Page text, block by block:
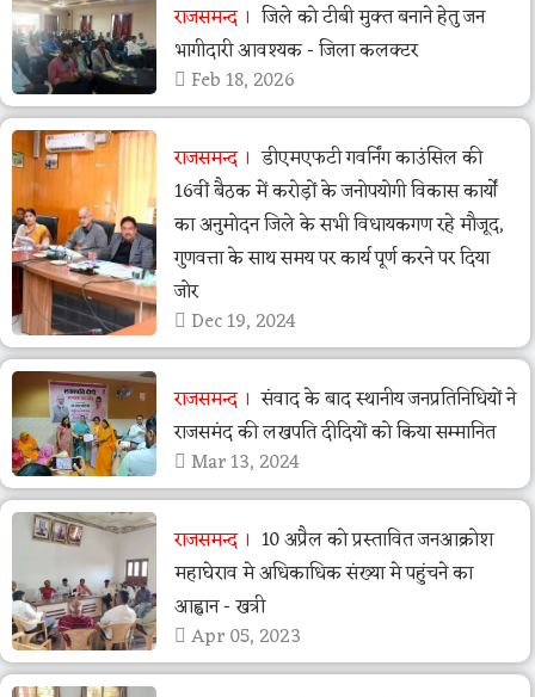
राजसमन्द
जिले को टीबी मुक्त बनाने हेतु जन
भागीदारी आवश्यक - जिला कलक्टर
Feb 18, 2026
राजसमन्द
डीएमएफटी गवर्निंग काउंसिल की
16वीं बैठक में करोड़ों के जनोपयोगी विकास कार्यों
का अनुमोदन जिले के सभी विधायकगण रहे मौजूद,
गुणवत्ता के साथ समय पर कार्य पूर्ण करने पर दिया
जोर
Dec 19, 2024
राजसमन्द
संवाद के बाद स्थानीय जनप्रतिनिधियों ने
राजसमंद की लखपति दीदियों को किया सम्मानित
Mar 13, 2024
राजसमन्द
10 अप्रैल को प्रस्तावित जनआक्रोश
महाघेराव मे अधिकाधिक संख्या मे पहुंचने का
आह्वान - खत्री
Apr 05, 2023